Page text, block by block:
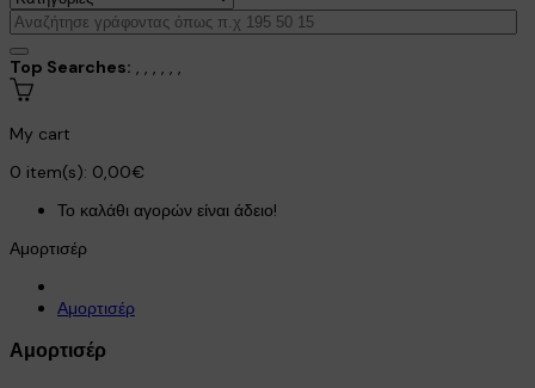
Top Searches: , , , , , ,
My cart
0 item(s): 0,00€
Το καλάθι αγορών είναι άδειο!
Αμορτισέρ
Αμορτισέρ
Αμορτισέρ